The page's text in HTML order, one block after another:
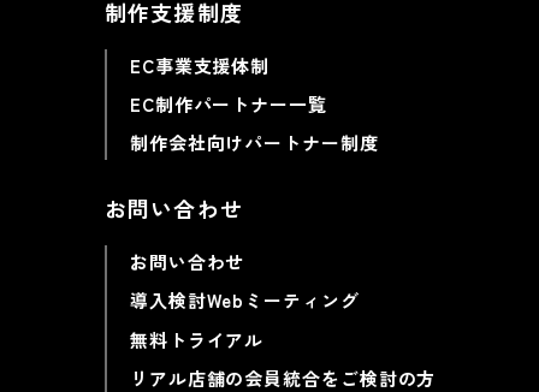
制作支援制度
EC事業支援体制
EC制作パートナー一覧
制作会社向けパートナー制度
お問い合わせ
お問い合わせ
導入検討Webミーティング
無料トライアル
リアル店舗の会員統合をご検討の方